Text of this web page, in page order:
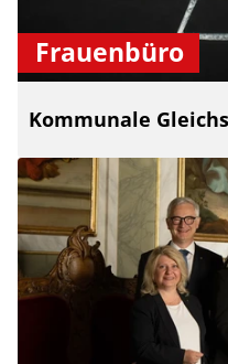
Frauenbüro
Kommunale